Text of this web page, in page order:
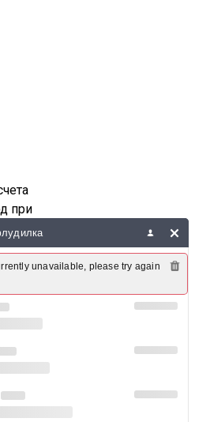
при
дляunavailable, please try again